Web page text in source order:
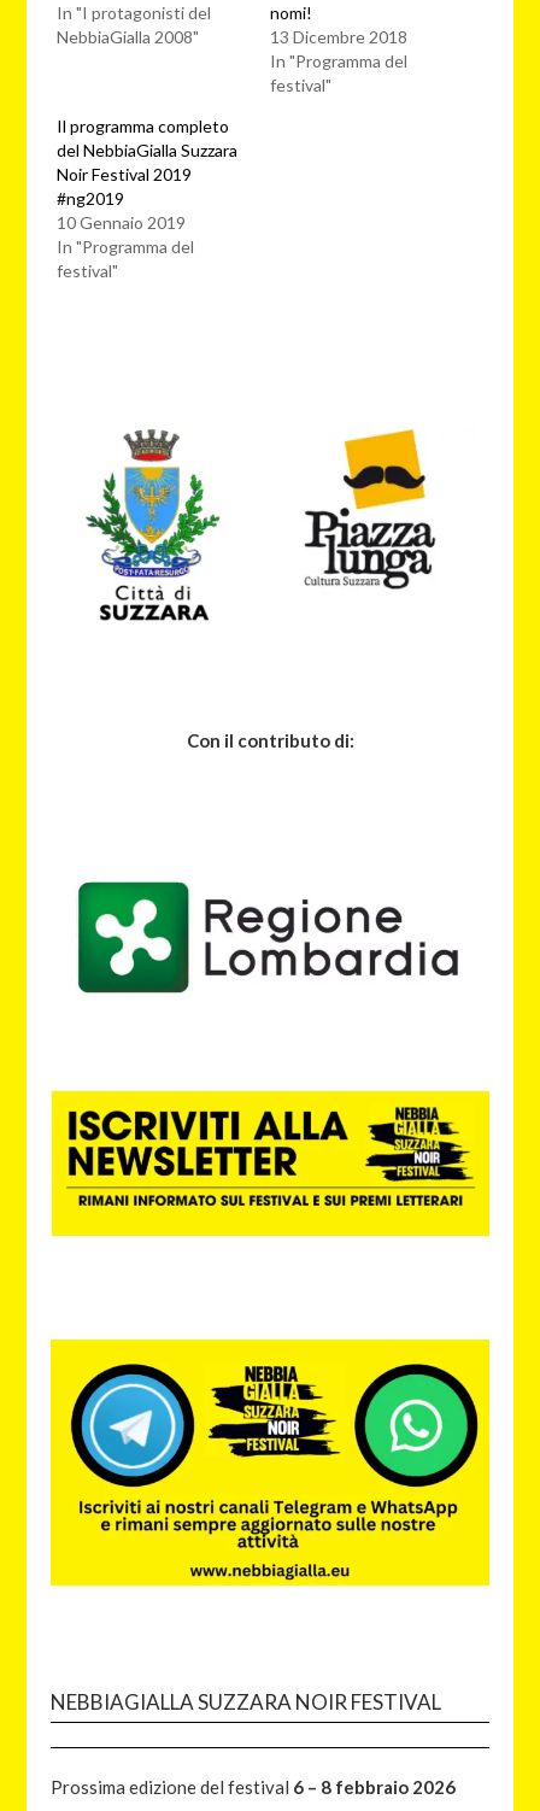
In "I protagonisti del
NebbiaGialla 2008"
nomi!
13 Dicembre 2018
In "Programma del
festival"
Il programma completo
del NebbiaGialla Suzzara
Noir Festival 2019
#ng2019
10 Gennaio 2019
In "Programma del
festival"
Con il contributo di:
NEBBIAGIALLA SUZZARA NOIR FESTIVAL
Prossima edizione del festival 6 – 8 febbraio 2026